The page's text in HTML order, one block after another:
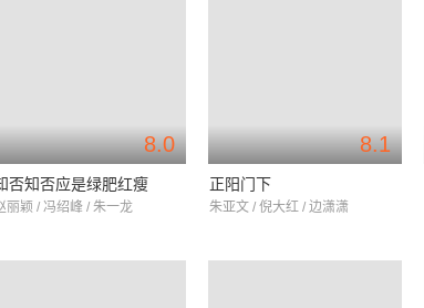
8.0
否知否应是绿肥红瘦
丽颖 / 冯绍峰 / 朱一龙
8.1
正阳门下
朱亚文 / 倪大红 / 边潇潇